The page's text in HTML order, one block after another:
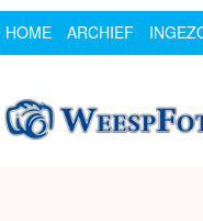
HOME ARCHIEF